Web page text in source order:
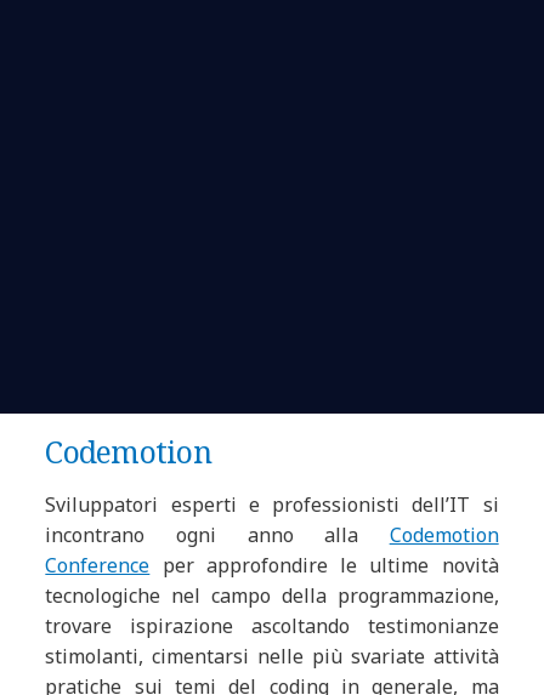
Codemotion
Sviluppatori esperti e professionisti dell’IT si
incontrano ogni anno alla Codemotion
Conference per approfondire le ultime novità
tecnologiche nel campo della programmazione,
trovare ispirazione ascoltando testimonianze
stimolanti, cimentarsi nelle più svariate attività
pratiche sui temi del coding in generale, ma